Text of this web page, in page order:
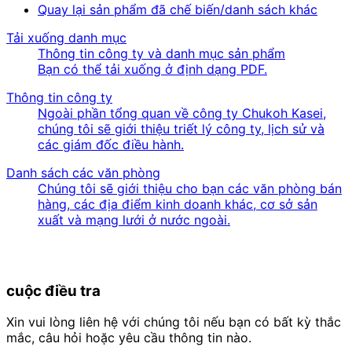
Quay lại sản phẩm đã chế biến/danh sách khác
Tải xuống danh mục
Thông tin công ty và danh mục sản phẩm
Bạn có thể tải xuống ở định dạng PDF.
Thông tin công ty
Ngoài phần tổng quan về công ty Chukoh Kasei,
chúng tôi sẽ giới thiệu triết lý công ty, lịch sử và
các giám đốc điều hành.
Danh sách các văn phòng
Chúng tôi sẽ giới thiệu cho bạn các văn phòng bán
hàng, các địa điểm kinh doanh khác, cơ sở sản
xuất và mạng lưới ở nước ngoài.
cuộc điều tra
Xin vui lòng liên hệ với chúng tôi nếu bạn có bất kỳ thắc
mắc, câu hỏi hoặc yêu cầu thông tin nào.